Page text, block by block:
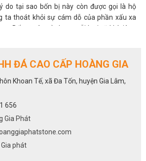
do tại sao bốn bị này còn được gọi là hộ
ta thoát khỏi sự cám dỗ của phần xấu xa
ta. Bốn vị này sử dụng mỗi loại vũ khí riêng
làm từ nhiều chất liệu khác nhau trong
Vương đá xanh đen có nhiều kích thước
vào không gian cũng như sở thích của
tư vấn và báo giá vui lòng liên hệ qua số
ĐÁ CAO CẤP HOÀNG GIA
Khoan Tế, xã Đa Tốn, huyện Gia Lâm,
656
Gia Phát
phát